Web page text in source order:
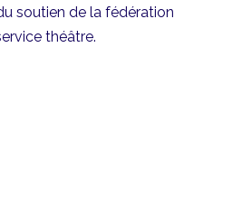
soutien de la fédération
théâtre.